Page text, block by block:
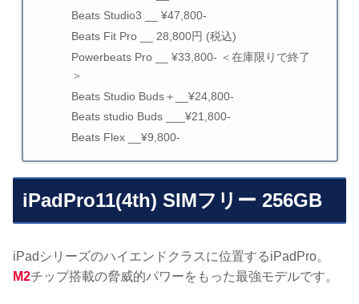
Beats Studio3 __ ¥47,800-
Beats Fit Pro __ 28,800円 (税込)
Powerbeats Pro __ ¥33,800- ＜在庫限りで終了
＞
Beats Studio Buds＋__¥24,800-
Beats studio Buds ___¥21,800-
Beats Flex __¥9,800-
iPadPro11(4th) SIMフリー 256GB
iPadシリーズのハイエンドクラスに位置するiPadPro。
M2チップ搭載の脅威的パワーをもった最強モデルです。